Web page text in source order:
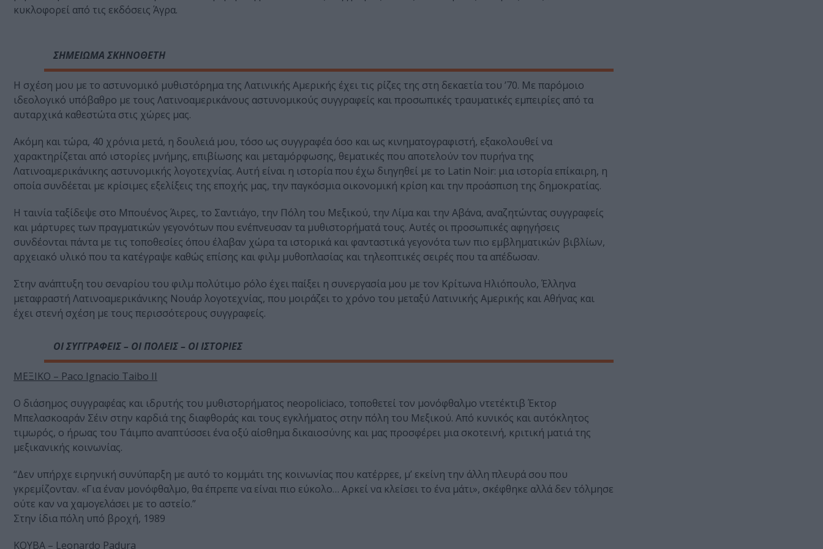
κυκλοφορεί από τις εκδόσεις Άγρα.
ΣΗΜΕΙΩΜΑ ΣΚΗΝΟΘΕΤΗ
Η σχέση μου με το αστυνομικό μυθιστόρημα της Λατινικής Αμερικής έχει τις ρίζες της στη δεκαετία του ’70. Με παρόμοιο
ιδεολογικό υπόβαθρο με τους Λατινοαμερικάνους αστυνομικούς συγγραφείς και προσωπικές τραυματικές εμπειρίες από τα
αυταρχικά καθεστώτα στις χώρες μας.
Ακόμη και τώρα, 40 χρόνια μετά, η δουλειά μου, τόσο ως συγγραφέα όσο και ως κινηματογραφιστή, εξακολουθεί να
χαρακτηρίζεται από ιστορίες μνήμης, επιβίωσης και μεταμόρφωσης, θεματικές που αποτελούν τον πυρήνα της
Λατινοαμερικάνικης αστυνομικής λογοτεχνίας. Αυτή είναι η ιστορία που έχω διηγηθεί με το Latin Noir: μια ιστορία επίκαιρη, η
οποία συνδέεται με κρίσιμες εξελίξεις της εποχής μας, την παγκόσμια οικονομική κρίση και την προάσπιση της δημοκρατίας.
Η ταινία ταξίδεψε στο Μπουένος Άιρες, το Σαντιάγο, την Πόλη του Μεξικού, την Λίμα και την Αβάνα, αναζητώντας συγγραφείς
και μάρτυρες των πραγματικών γεγονότων που ενέπνευσαν τα μυθιστορήματά τους. Αυτές οι προσωπικές αφηγήσεις
συνδέονται πάντα με τις τοποθεσίες όπου έλαβαν χώρα τα ιστορικά και φανταστικά γεγονότα των πιο εμβληματικών βιβλίων,
αρχειακό υλικό που τα κατέγραψε καθώς επίσης και φιλμ μυθοπλασίας και τηλεοπτικές σειρές που τα απέδωσαν.
Στην ανάπτυξη του σεναρίου του φιλμ πολύτιμο ρόλο έχει παίξει η συνεργασία μου με τον Κρίτωνα Ηλιόπουλο, Έλληνα
μεταφραστή Λατινοαμερικάνικης Νουάρ λογοτεχνίας, που μοιράζει το χρόνο του μεταξύ Λατινικής Αμερικής και Αθήνας και
έχει στενή σχέση με τους περισσότερους συγγραφείς.
ΟΙ ΣΥΓΓΡΑΦΕΙΣ – ΟΙ ΠΟΛΕΙΣ – ΟΙ ΙΣΤΟΡΙΕΣ
ΜΕΞΙΚΟ – Paco Ignacio Taibo II
Ο διάσημος συγγραφέας και ιδρυτής του μυθιστορήματος neopoliciaco, τοποθετεί τον μονόφθαλμο ντετέκτιβ Έκτορ
Μπελασκοαράν Σέιν στην καρδιά της διαφθοράς και τους εγκλήματος στην πόλη του Μεξικού. Από κυνικός και αυτόκλητος
τιμωρός, ο ήρωας του Τάιμπο αναπτύσσει ένα οξύ αίσθημα δικαιοσύνης και μας προσφέρει μια σκοτεινή, κριτική ματιά της
μεξικανικής κοινωνίας.
“Δεν υπήρχε ειρηνική συνύπαρξη με αυτό το κομμάτι της κοινωνίας που κατέρρεε, μ’ εκείνη την άλλη πλευρά σου που
γκρεμίζονταν. «Για έναν μονόφθαλμο, θα έπρεπε να είναι πιο εύκολο… Αρκεί να κλείσει το ένα μάτι», σκέφθηκε αλλά δεν τόλμησε
ούτε καν να χαμογελάσει με το αστείο.”
Στην ίδια πόλη υπό βροχή, 1989
ΚΟΥΒΑ – Leonardo Padura